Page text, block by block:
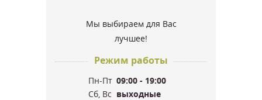
Мы выбираем для Вас
лучшее!
Режим работы
Пн-Пт 09:00 - 19:00
Сб, Вс выходные